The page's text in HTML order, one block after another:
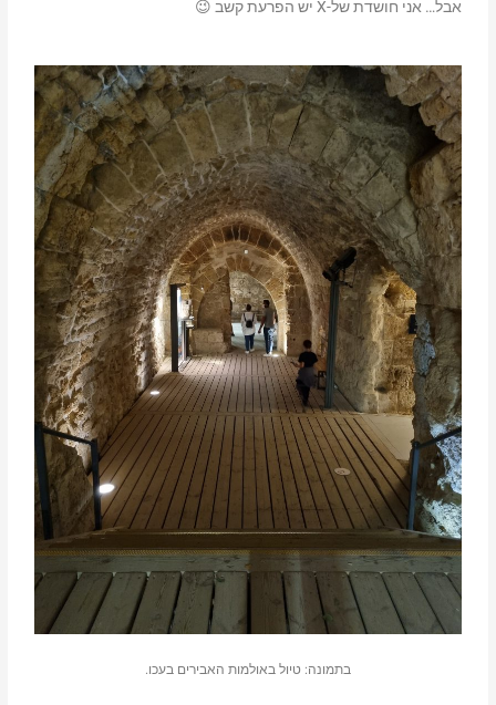
אבל… אני חושדת של-X יש הפרעת קשב 😉
בתמונה: טיול באולמות האבירים בעכו.